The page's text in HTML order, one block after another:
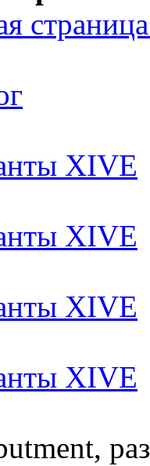
страница
XIVE
XIVE
XIVE
XIVE